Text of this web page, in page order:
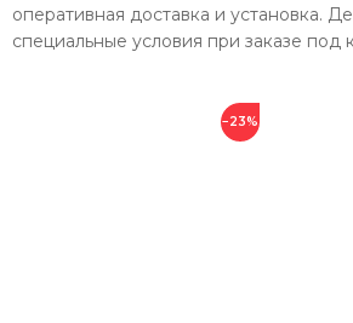
оперативная доставка и установка.
специальные условия при заказе под
−23%